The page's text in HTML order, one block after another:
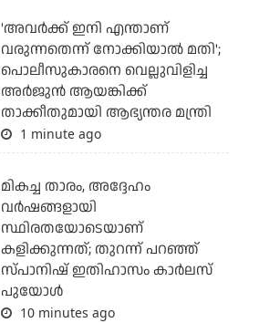
'അവര്‍ക്ക് ഇനി എന്താണ്
വരുന്നതെന്ന് നോക്കിയാല്‍ മതി';
പൊലീസുകാരനെ വെല്ലുവിളിച്ച
അര്‍ജുന്‍ ആയങ്കിക്ക്
താക്കീതുമായി ആഭ്യന്തര മന്ത്രി
1 minute ago
മികച്ച താരം, അദ്ദേഹം
വര്‍ഷങ്ങളായി
സ്ഥിരതയോടെയാണ്
കളിക്കുന്നത്; തുറന്ന് പറഞ്ഞ്
സ്പാനിഷ് ഇതിഹാസം കാര്‍ലസ്
പുയോള്‍
10 minutes ago